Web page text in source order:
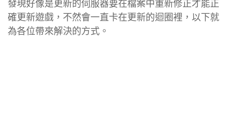
發現好像是更新的伺服器要在檔案中重新修正才能正
確更新遊戲，不然會一直卡在更新的迴圈裡，以下就
為各位帶來解決的方式。